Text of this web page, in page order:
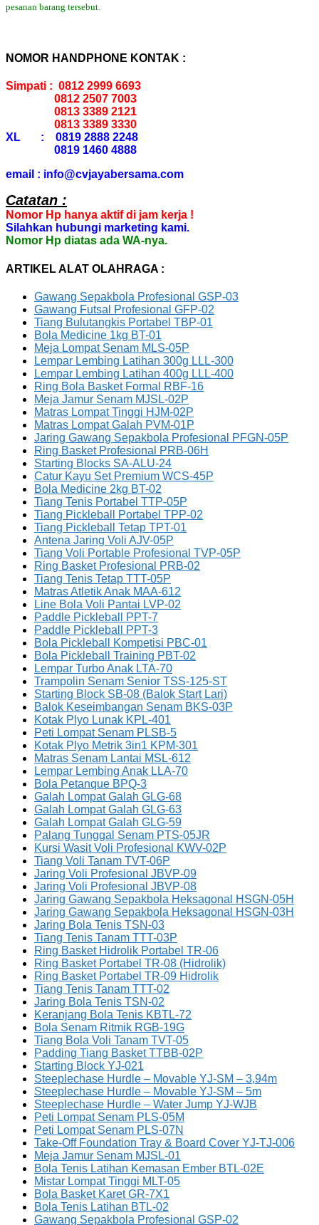
pesanan barang tersebut.
NOMOR HANDPHONE KONTAK :
Simpati : 0812 2999 6693
0812 2507 7003
0813 3389 2121
0813 3389 3330
XL : 0819 2888 2248
0819 1460 4888
email : info@cvjayabersama.com
Catatan :
Nomor Hp hanya aktif di jam kerja !
Silahkan hubungi marketing kami.
Nomor Hp diatas ada WA-nya.
ARTIKEL ALAT OLAHRAGA :
Gawang Sepakbola Profesional GSP-03
Gawang Futsal Profesional GFP-02
Tiang Bulutangkis Portabel TBP-01
Bola Medicine 1kg BT-01
Meja Lompat Senam MLS-05P
Lempar Lembing Latihan 300g LLL-300
Lempar Lembing Latihan 400g LLL-400
Ring Bola Basket Formal RBF-16
Meja Jamur Senam MJSL-02P
Matras Lompat Tinggi HJM-02P
Matras Lompat Galah PVM-01P
Jaring Gawang Sepakbola Profesional PFGN-05P
Ring Basket Profesional PRB-06H
Starting Blocks SA-ALU-24
Catur Kayu Set Premium WCS-45P
Bola Medicine 2kg BT-02
Tiang Tenis Portabel TTP-05P
Tiang Pickleball Portabel TPP-02
Tiang Pickleball Tetap TPT-01
Antena Jaring Voli AJV-05P
Tiang Voli Portable Profesional TVP-05P
Ring Basket Profesional PRB-02
Tiang Tenis Tetap TTT-05P
Matras Atletik Anak MAA-612
Line Bola Voli Pantai LVP-02
Paddle Pickleball PPT-7
Paddle Pickleball PPT-3
Bola Pickleball Kompetisi PBC-01
Bola Pickleball Training PBT-02
Lempar Turbo Anak LTA-70
Trampolin Senam Senior TSS-125-ST
Starting Block SB-08 (Balok Start Lari)
Balok Keseimbangan Senam BKS-03P
Kotak Plyo Lunak KPL-401
Peti Lompat Senam PLSB-5
Kotak Plyo Metrik 3in1 KPM-301
Matras Senam Lantai MSL-612
Lempar Lembing Anak LLA-70
Bola Petanque BPQ-3
Galah Lompat Galah GLG-68
Galah Lompat Galah GLG-63
Galah Lompat Galah GLG-59
Palang Tunggal Senam PTS-05JR
Kursi Wasit Voli Profesional KWV-02P
Tiang Voli Tanam TVT-06P
Jaring Voli Profesional JBVP-09
Jaring Voli Profesional JBVP-08
Jaring Gawang Sepakbola Heksagonal HSGN-05H
Jaring Gawang Sepakbola Heksagonal HSGN-03H
Jaring Bola Tenis TSN-03
Tiang Tenis Tanam TTT-03P
Ring Basket Hidrolik Portabel TR-06
Ring Basket Portabel TR-08 (Hidrolik)
Ring Basket Portabel TR-09 Hidrolik
Tiang Tenis Tanam TTT-02
Jaring Bola Tenis TSN-02
Keranjang Bola Tenis KBTL-72
Bola Senam Ritmik RGB-19G
Tiang Bola Voli Tanam TVT-05
Padding Tiang Basket TTBB-02P
Starting Block YJ-021
Steeplechase Hurdle – Movable YJ-SM – 3,94m
Steeplechase Hurdle – Movable YJ-SM – 5m
Steeplechase Hurdle – Water Jump YJ-WJB
Peti Lompat Senam PLS-05M
Peti Lompat Senam PLS-07N
Take-Off Foundation Tray & Board Cover YJ-TJ-006
Meja Jamur Senam MJSL-01
Bola Tenis Latihan Kemasan Ember BTL-02E
Mistar Lompat Tinggi MLT-05
Bola Basket Karet GR-7X1
Bola Tenis Latihan BTL-02
Gawang Sepakbola Profesional GSP-02